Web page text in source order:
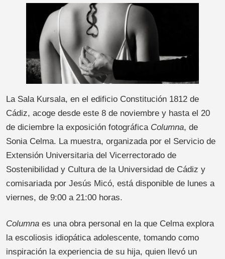
La Sala Kursala, en el edificio Constitución 1812 de
Cádiz, acoge desde este 8 de noviembre y hasta el 20
de diciembre la exposición fotográfica Columna, de
Sonia Celma. La muestra, organizada por el Servicio de
Extensión Universitaria del Vicerrectorado de
Sostenibilidad y Cultura de la Universidad de Cádiz y
comisariada por Jesús Micó, está disponible de lunes a
viernes, de 9:00 a 21:00 horas.
Columna es una obra personal en la que Celma explora
la escoliosis idiopática adolescente, tomando como
inspiración la experiencia de su hija, quien llevó un